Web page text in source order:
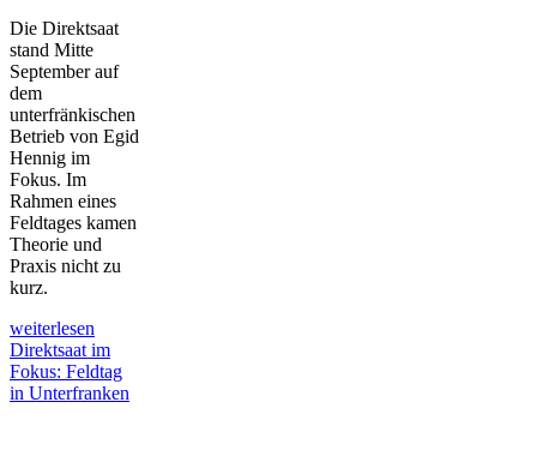
Die Direktsaat
stand Mitte
September auf
dem
unterfränkischen
Betrieb von Egid
Hennig im
Fokus. Im
Rahmen eines
Feldtages kamen
Theorie und
Praxis nicht zu
kurz.
weiterlesen
Direktsaat im
Fokus: Feldtag
in Unterfranken